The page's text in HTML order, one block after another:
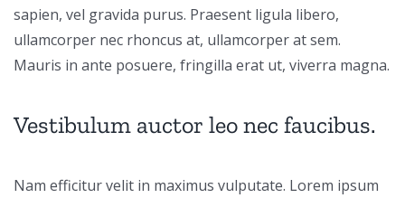
sapien, vel gravida purus. Praesent ligula libero,
ullamcorper nec rhoncus at, ullamcorper at sem.
Mauris in ante posuere, fringilla erat ut, viverra magna.
Vestibulum auctor leo nec faucibus.
Nam efficitur velit in maximus vulputate. Lorem ipsum